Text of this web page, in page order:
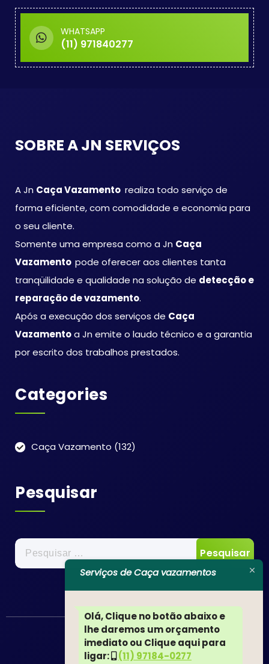
WHATSAPP
(11) 971840277
SOBRE A JN SERVIÇOS
A Jn Caça Vazamento realiza todo serviço de
forma eficiente, com comodidade e economia para
o seu cliente.
Somente uma empresa como a Jn Caça
Vazamento pode oferecer aos clientes tanta
tranqüilidade e qualidade na solução de detecção e
reparação de vazamento.
Após a execução dos serviços de Caça
Vazamentoa Jn emite o laudo técnico e a garantia
por escrito dos trabalhos prestados.
Categories
Caça Vazamento (132)
Pesquisar
Pesquisar
por:
Serviços de Caça vazamentos
Olá, Clique no botão abaixo e
lhe daremos um orçamento
imediato ou Clique aqui para
ligar:
(11) 97184-0277